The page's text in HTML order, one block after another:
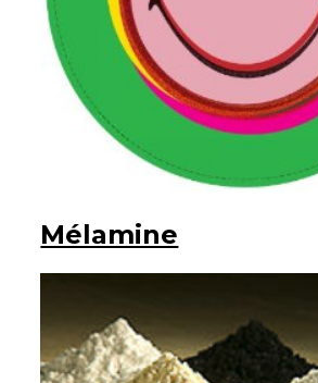
Mélamine